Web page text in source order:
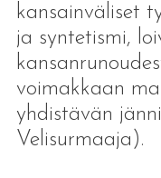
kansainväliset
ja syntetismi,
voimakkaan
yhdistävän
Velisurmaaja).